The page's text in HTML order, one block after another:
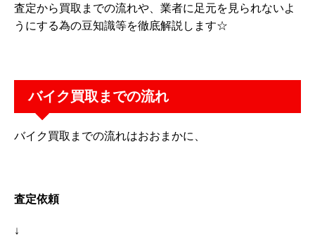
査定から買取までの流れや、業者に足元を見られないよ
うにする為の豆知識等を徹底解説します☆
バイク買取までの流れ
バイク買取までの流れはおおまかに、
査定依頼
↓